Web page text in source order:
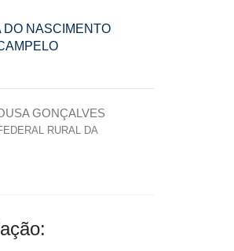
DO NASCIMENTO
GONÇALVES
RURAL DA